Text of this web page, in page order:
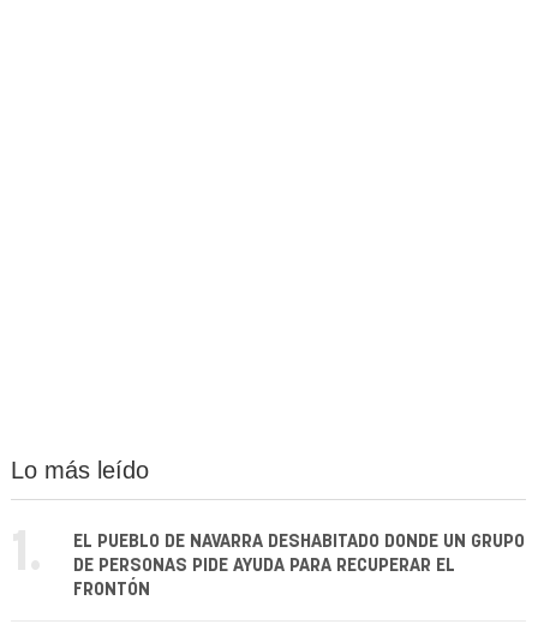
Lo más leído
1.
EL PUEBLO DE NAVARRA DESHABITADO DONDE UN GRUPO
DE PERSONAS PIDE AYUDA PARA RECUPERAR EL
FRONTÓN